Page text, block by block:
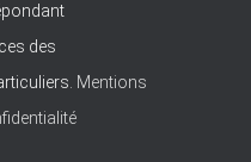
des
Mentions